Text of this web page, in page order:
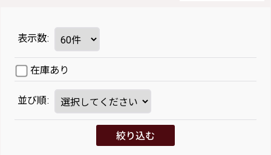
表示数:
在庫あり
並び順:
絞り込む